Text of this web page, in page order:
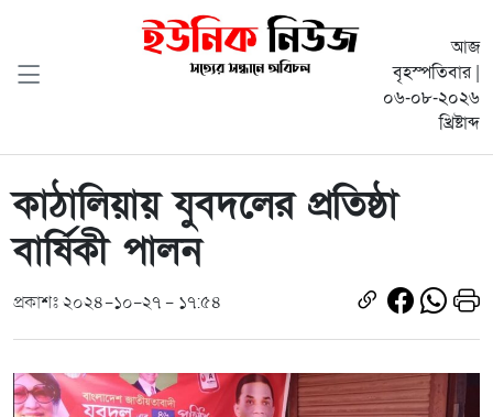
আজ
বৃহস্পতিবার |
০৬-০৮-২০২৬
খ্রিষ্টাব্দ
কাঠালিয়ায় যুবদলের প্রতিষ্ঠা
বার্ষিকী পালন
প্রকাশঃ ২০২৪-১০-২৭ - ১৭:৫৪